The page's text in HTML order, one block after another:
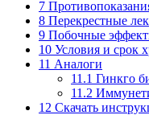
7
8 Перекрестные
9 Побочные
10 Условия и срок
11 Аналоги
11.1 Гинкго
11.2
12 Скачать